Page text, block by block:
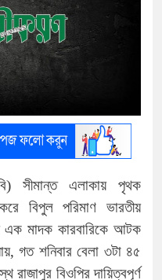
সীমান্ত এলাকায় পৃথক
বিপুল পরিমাণ ভারতীয়
মাদক কারবারিকে আটক
গত শনিবার বেলা ৩টা ৪৫
রাজাপুর বিওপির দায়িত্বপূর্ণ